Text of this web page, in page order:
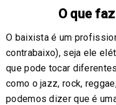
O que
O baixista é um
contrabaixo), seja ele
que pode tocar
como o jazz, rock,
podemos dizer que é